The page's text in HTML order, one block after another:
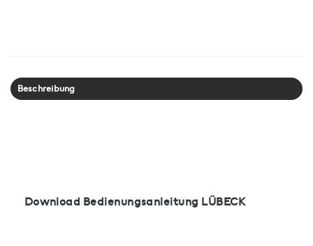
Beschreibung
Download Bedienungsanleitung LÜBECK